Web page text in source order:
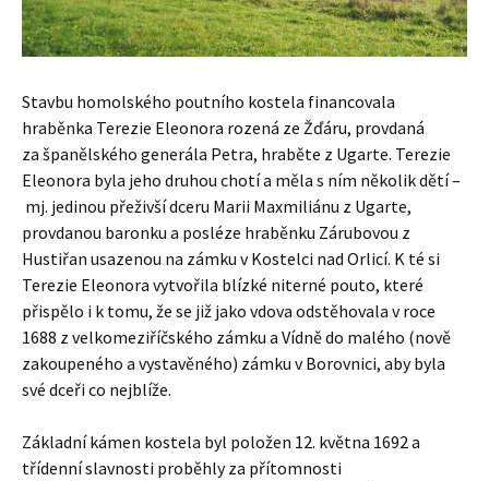
Stavbu homolského poutního kostela financovala
hraběnka Terezie Eleonora rozená ze Žďáru, provdaná
za španělského generála Petra, hraběte z Ugarte. Terezie
Eleonora byla jeho druhou chotí a měla s ním několik dětí –
mj. jedinou přeživší dceru Marii Maxmiliánu z Ugarte,
provdanou baronku a posléze hraběnku Zárubovou z
Hustiřan usazenou na zámku v Kostelci nad Orlicí. K té si
Terezie Eleonora vytvořila blízké niterné pouto, které
přispělo i k tomu, že se již jako vdova odstěhovala v roce
1688 z velkomeziříčského zámku a Vídně do malého (nově
zakoupeného a vystavěného) zámku v Borovnici, aby byla
své dceři co nejblíže.
Základní kámen kostela byl položen 12. května 1692 a
třídenní slavnosti proběhly za přítomnosti